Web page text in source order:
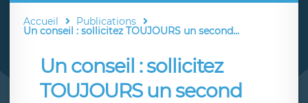
Accueil Publications
Un conseil : sollicitez TOUJOURS un second...
Un conseil : sollicitez
TOUJOURS un second